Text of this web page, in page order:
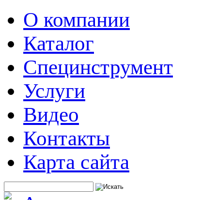
О компании
Каталог
Специнструмент
Услуги
Видео
Контакты
Карта сайта